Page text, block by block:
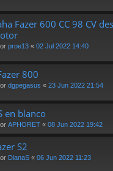
Fazer 600 CC 98 CV
proe13 « 02 Jul 2022 14:40
800
dgpegasus « 23 Jun 2022 21:54
en blanco
APHORET « 08 Jun 2022 19:42
S2
DianaS « 06 Jun 2022 11:23